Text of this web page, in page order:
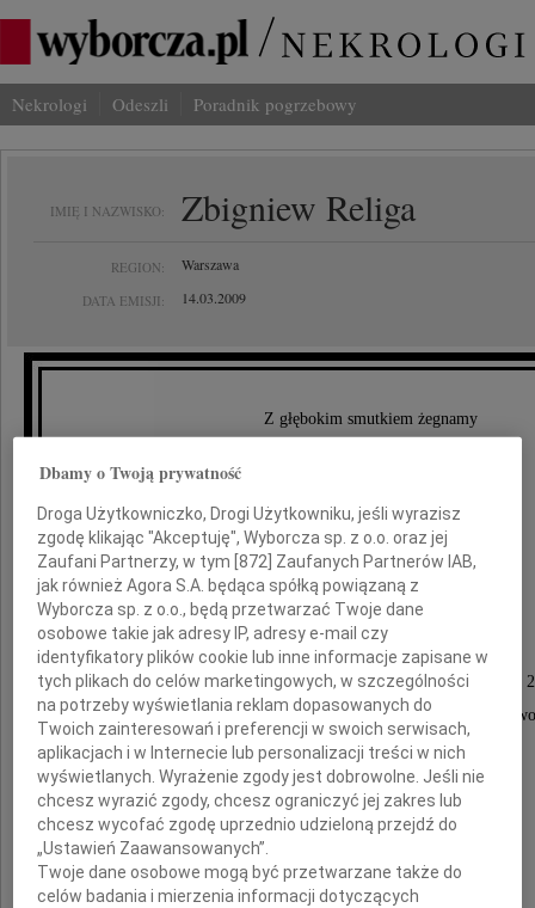
Nekrologi Odeszli Poradnik pogrzebowy
IMIĘ I NAZWISKO: Zbigniew Religa
REGION: Warszawa
DATA EMISJI: 14.03.2009
Z głębokim smutkiem żegnamy
profesora
Zbigniewa Religę
wybitnego kardiochirurga i transplantologa,
parlamentarzystę, ministra zdrowia w latach 2005 -
który w naszym szpitalu rozpoczął swoją karierę
i pracował przez kilkanaście lat.
Rodzinie i Bliskim
Dbamy o Twoją prywatność
Droga Użytkowniczko, Drogi Użytkowniku, jeśli wyrazisz
zgodę klikając "Akceptuję", Wyborcza sp. z o.o. oraz jej
Zaufani Partnerzy, w tym [872 ] Zaufanych Partnerów IAB,
jak również Agora S.A. będąca spółką powiązaną z
Wyborcza sp. z o.o., będą przetwarzać Twoje dane
osobowe takie jak adresy IP, adresy e-mail czy
identyfikatory plików cookie lub inne informacje zapisane w
tych plikach do celów marketingowych, w szczególności
na potrzeby wyświetlania reklam dopasowanych do
Twoich zainteresowań i preferencji w swoich serwisach,
aplikacjach i w Internecie lub personalizacji treści w nich
wyświetlanych. Wyrażenie zgody jest dobrowolne. Jeśli nie
chcesz wyrazić zgody, chcesz ograniczyć jej zakres lub
chcesz wycofać zgodę uprzednio udzieloną przejdź do
„Ustawień Zaawansowanych”.
Twoje dane osobowe mogą być przetwarzane także do
celów badania i mierzenia informacji dotyczących